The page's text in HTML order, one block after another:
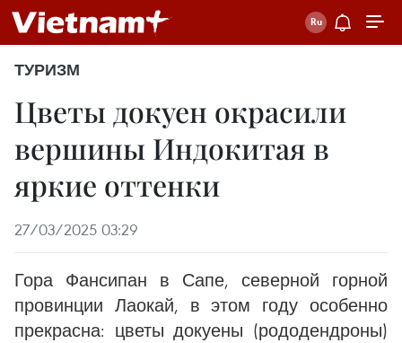
ТУРИЗМ
Цветы докуен окрасили
вершины Индокитая в
яркие оттенки
27/03/2025 03:29
Гора Фансипан в Сапе, северной горной
провинции Лаокай, в этом году особенно
прекрасна: цветы докуены (рододендроны)